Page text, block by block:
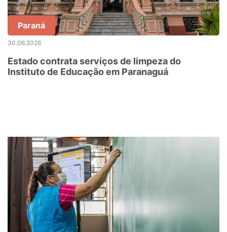
Paraná
30.06.2026
Estado contrata serviços de limpeza do
Instituto de Educação em Paranaguá